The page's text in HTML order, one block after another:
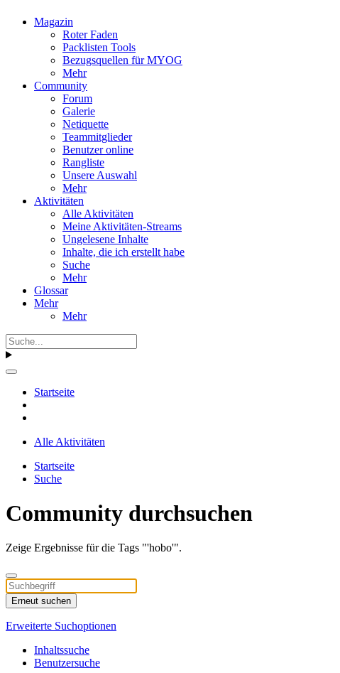
Magazin
Roter Faden
Packlisten Tools
Bezugsquellen für MYOG
Mehr
Community
Forum
Galerie
Netiquette
Teammitglieder
Benutzer online
Rangliste
Unsere Auswahl
Mehr
Aktivitäten
Alle Aktivitäten
Meine Aktivitäten-Streams
Ungelesene Inhalte
Inhalte, die ich erstellt habe
Suche
Mehr
Glossar
Mehr
Mehr
Startseite
Alle Aktivitäten
Startseite
Suche
Community durchsuchen
Zeige Ergebnisse für die Tags "'hobo'".
Erneut suchen
Erweiterte Suchoptionen
Inhaltssuche
Benutzersuche